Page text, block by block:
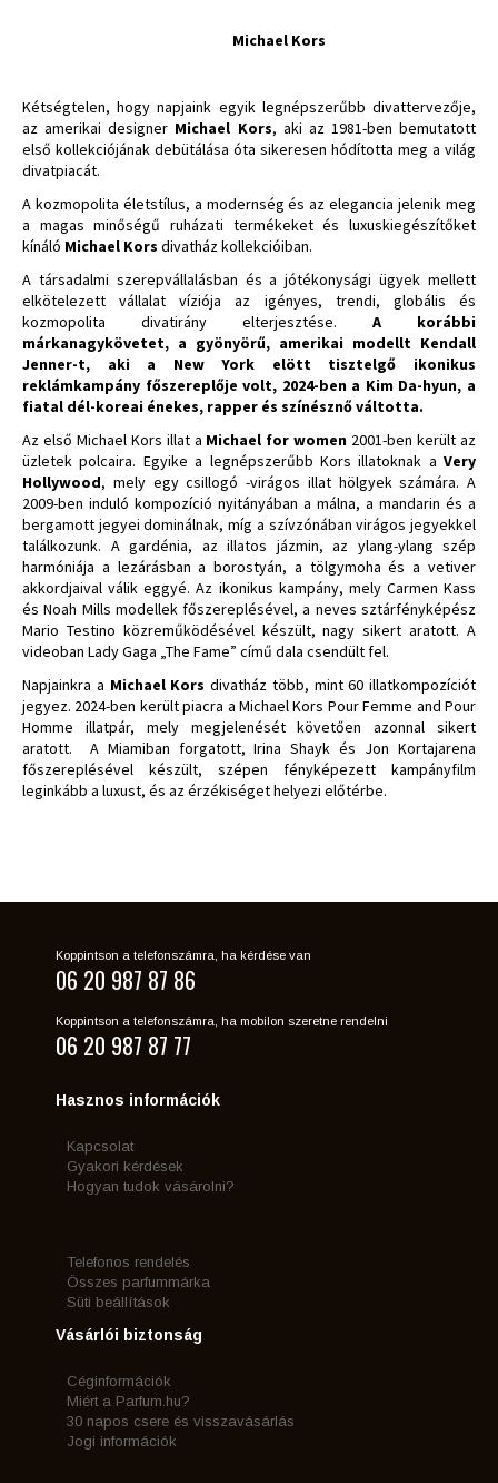
Michael Kors
Kétségtelen, hogy napjaink egyik legnépszerűbb divattervezője,
az amerikai designer Michael Kors, aki az 1981-ben bemutatott
első kollekciójának debütálása óta sikeresen hódította meg a világ
divatpiacát.
A kozmopolita életstílus, a modernség és az elegancia jelenik meg
a magas minőségű ruházati termékeket és luxuskiegészítőket
kínáló Michael Kors divatház kollekcióiban.
A társadalmi szerepvállalásban és a jótékonysági ügyek mellett
elkötelezett vállalat víziója az igényes, trendi, globális és
kozmopolita divatirány elterjesztése. A korábbi
márkanagykövetet, a gyönyörű, amerikai modellt Kendall
Jenner-t, aki a New York elött tisztelgő ikonikus
reklámkampány főszereplője volt, 2024-ben a Kim Da-hyun, a
fiatal dél-koreai énekes, rapper és színésznő váltotta.
Az első Michael Kors illat a Michael for women 2001-ben került az
üzletek polcaira. Egyike a legnépszerűbb Kors illatoknak a Very
Hollywood, mely egy csillogó -virágos illat hölgyek számára. A
2009-ben induló kompozíció nyitányában a málna, a mandarin és a
bergamott jegyei dominálnak, míg a szívzónában virágos jegyekkel
találkozunk. A gardénia, az illatos jázmin, az ylang-ylang szép
harmóniája a lezárásban a borostyán, a tölgymoha és a vetiver
akkordjaival válik eggyé. Az ikonikus kampány, mely Carmen Kass
és Noah Mills modellek főszereplésével, a neves sztárfényképész
Mario Testino közreműködésével készült, nagy sikert aratott. A
videoban Lady Gaga „The Fame” című dala csendült fel.
Napjainkra a Michael Kors divatház több, mint 60 illatkompozíciót
jegyez. 2024-ben került piacra a Michael Kors Pour Femme and Pour
Homme illatpár, mely megjelenését követően azonnal sikert
aratott. A Miamiban forgatott, Irina Shayk és Jon Kortajarena
főszereplésével készült, szépen fényképezett kampányfilm
leginkább a luxust, és az érzékiséget helyezi előtérbe.
Koppintson a telefonszámra, ha kérdése van
06 20 987 87 86
Koppintson a telefonszámra, ha mobilon szeretne rendelni
06 20 987 87 77
Hasznos információk
Kapcsolat
Gyakori kérdések
Hogyan tudok vásárolni?
Telefonos rendelés
Összes parfummárka
Süti beállítások
Vásárlói biztonság
Céginformációk
Miért a Parfum.hu?
30 napos csere és visszavásárlás
Jogi információk